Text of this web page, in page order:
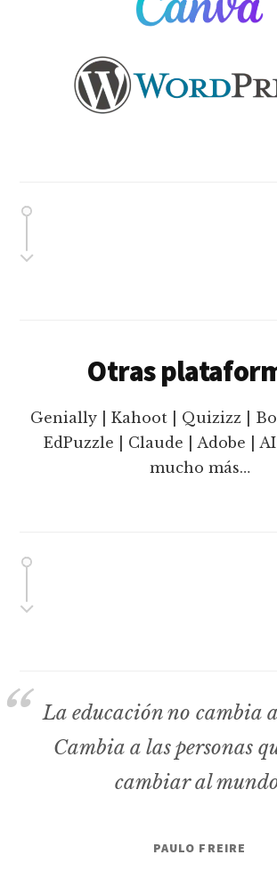
Otras
Genially | Kahoot | Quizizz |
EdPuzzle | Claude | Adobe |
mucho más…
La educación no cambia
Cambia a las personas
cambiar al
PAULO FREIRE